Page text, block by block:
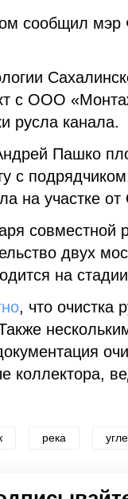
сообщил мэр
с ООО
русла канала.
Пашко
с
на участке
двух
на
, что очистка
коллектора,
река